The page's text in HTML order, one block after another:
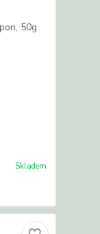
Skladem